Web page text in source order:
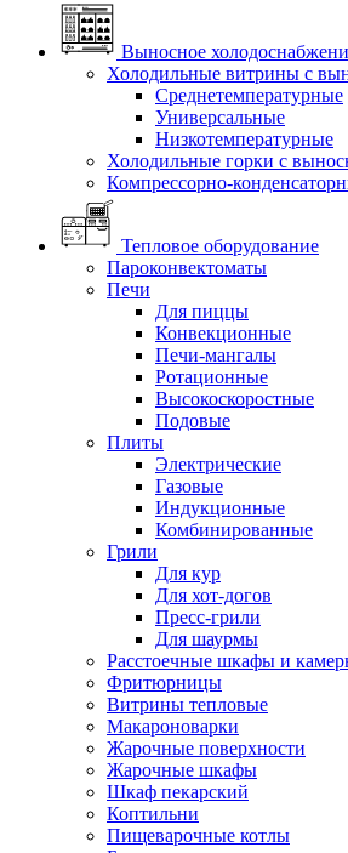
Выносное
Холодильные витрины с
Среднетемпературные
Универсальные
Низкотемпературные
Холодильные горки с
Компрессорно-
Тепловое оборудование
Пароконвектоматы
Печи
Для пиццы
Конвекционные
Печи-мангалы
Ротационные
Высокоскоростные
Подовые
Плиты
Электрические
Газовые
Индукционные
Комбинированные
Грили
Для кур
Для хот-догов
Пресс-грили
Для шаурмы
Расстоечные шкафы и
Фритюрницы
Витрины тепловые
Макароноварки
Жарочные поверхности
Жарочные шкафы
Шкаф пекарский
Коптильни
Пищеварочные котлы